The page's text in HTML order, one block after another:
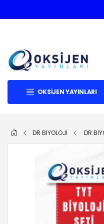
OKSIJEN YAYINLARI
DR BIYOLOJI